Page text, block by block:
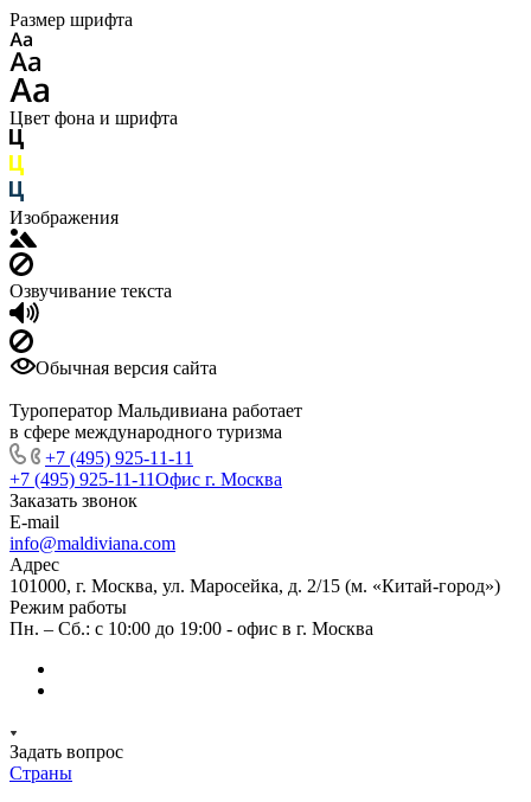
Размер шрифта
Цвет фона и шрифта
Изображения
Озвучивание текста
Обычная версия сайта
Туроператор Мальдивиана работает
в сфере международного туризма
+7 (495) 925-11-11
+7 (495) 925-11-11Офис г. Москва
Заказать звонок
E-mail
info@maldiviana.com
Адрес
101000, г. Москва, ул. Маросейка, д. 2/15 (м. «Китай-город»)
Режим работы
Пн. – Сб.: с 10:00 до 19:00 - офис в г. Москва
Задать вопрос
Страны